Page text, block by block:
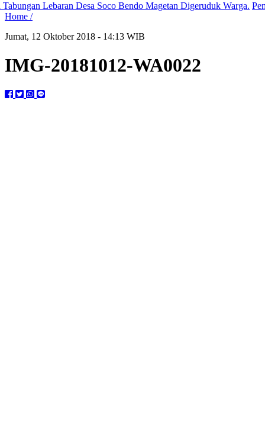
Lebaran Desa Soco Bendo Magetan Digeruduk Warga.
Home /
Jumat, 12 Oktober 2018 - 14:13 WIB
IMG-20181012-WA0022